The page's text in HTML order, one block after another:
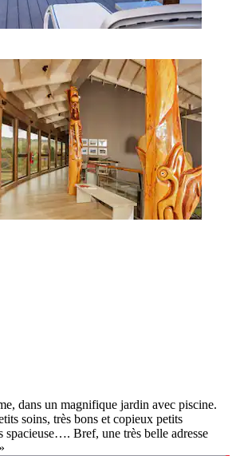
dans un magnifique jardin avec piscine.
soins, très bons et copieux petits
spacieuse…. Bref, une très belle adresse